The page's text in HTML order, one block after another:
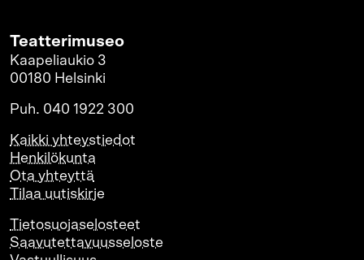
Teatterimuseo
Kaapeliaukio 3
00180 Helsinki
Puh. 040 1922 300
Kaikki yhteystiedot
Henkilökunta
Ota yhteyttä
Tilaa uutiskirje
Tietosuojaselosteet
Saavutettavuusseloste